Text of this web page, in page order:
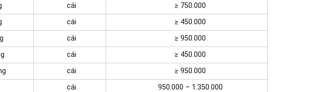
cái
≥ 750.000
cái
≥ 450.000
cái
≥ 950.000
cái
≥ 450.000
cái
≥ 950.000
cái
950.000 – 1.350.000